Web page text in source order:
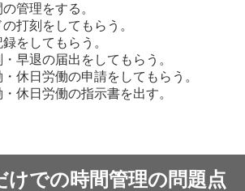
管理をする。
打刻をしてもらう。
をしてもらう。
早退の届出をしてもらう。
休日労働の申請をしてもらう。
休日労働の指示書を出す。
けでの時間管理の問題点